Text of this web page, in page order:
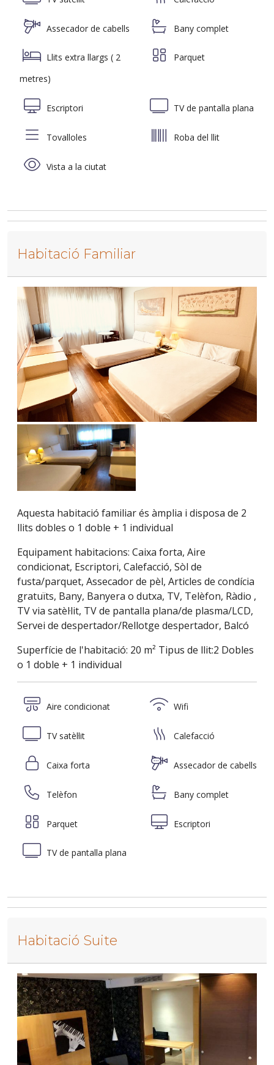
Assecador de cabells Bany complet
Llits extra llargs ( 2
metres)
Parquet
Escriptori TV de pantalla plana
Tovalloles Roba del llit
Vista a la ciutat
Habitació Familiar
Aquesta habitació familiar és àmplia i disposa de 2
llits dobles o 1 doble + 1 individual
Equipament habitacions: Caixa forta, Aire
condicionat, Escriptori, Calefacció, Sòl de
fusta/parquet, Assecador de pèl, Articles de condícia
gratuïts, Bany, Banyera o dutxa, TV, Telèfon, Ràdio ,
TV via satèl·lit, TV de pantalla plana/de plasma/LCD,
Servei de despertador/Rellotge despertador, Balcó
Superfície de l'habitació: 20 m² Tipus de llit:2 Dobles
o 1 doble + 1 individual
Aire condicionat Wifi
TV satèl·lit Calefacció
Caixa forta Assecador de cabells
Telèfon Bany complet
Parquet Escriptori
TV de pantalla plana
Habitació Suite